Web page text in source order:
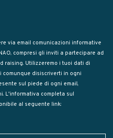
via email comunicazioni informative
compresi gli inviti a partecipare ad
raising. Utilizzeremo i tuoi dati di
disiscriverti in ogni
sul piede di ogni email,
L'informativa completa sul
al seguente link: